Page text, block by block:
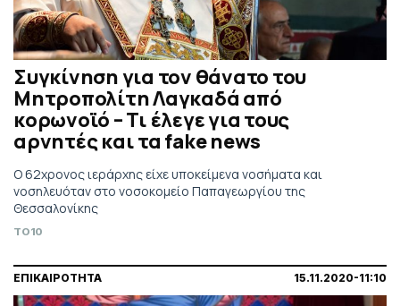
Συγκίνηση για τον θάνατο του
Μητροπολίτη Λαγκαδά από
κορωνοϊό – Τι έλεγε για τους
αρνητές και τα fake news
Ο 62χρονος ιεράρχης είχε υποκείμενα νοσήματα και
νοσηλευόταν στο νοσοκομείο Παπαγεωργίου της
Θεσσαλονίκης
TO10
ΕΠΙΚΑΙΡΟΤΗΤΑ 15.11.2020-11:10